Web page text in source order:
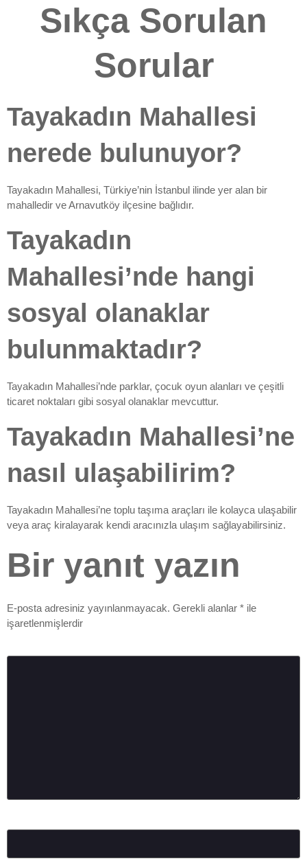
Sıkça Sorulan
Sorular
Tayakadın Mahallesi
nerede bulunuyor?
Tayakadın Mahallesi, Türkiye’nin İstanbul ilinde yer alan bir
mahalledir ve Arnavutköy ilçesine bağlıdır.
Tayakadın
Mahallesi’nde hangi
sosyal olanaklar
bulunmaktadır?
Tayakadın Mahallesi’nde parklar, çocuk oyun alanları ve çeşitli
ticaret noktaları gibi sosyal olanaklar mevcuttur.
Tayakadın Mahallesi’ne
nasıl ulaşabilirim?
Tayakadın Mahallesi’ne toplu taşıma araçları ile kolayca ulaşabilir
veya araç kiralayarak kendi aracınızla ulaşım sağlayabilirsiniz.
Bir yanıt yazın
E-posta adresiniz yayınlanmayacak. Gerekli alanlar * ile
işaretlenmişlerdir